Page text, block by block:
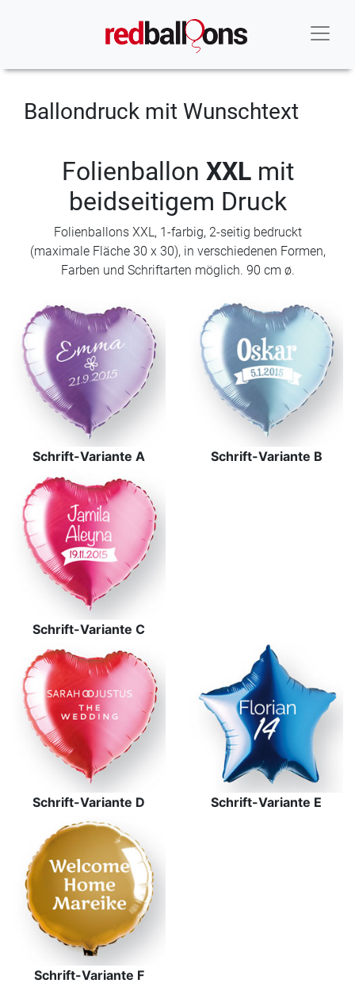
Ballondruck mit Wunschtext
Folienballon XXLmit
beidseitigem Druck
Folienballons XXL, 1-farbig, 2-seitig bedruckt
(maximale Fläche 30 x 30), in verschiedenen Formen,
Farben und Schriftarten möglich. 90 cm ø.
Schrift-Variante A Schrift-Variante B
Schrift-Variante C
Schrift-Variante D Schrift-Variante E
Schrift-Variante F